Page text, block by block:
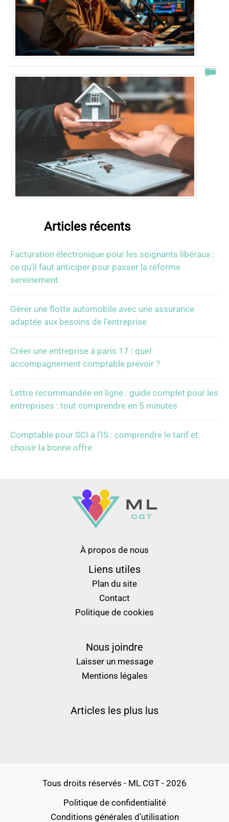
Combien de fois peut-on passer en commission logement ?
Articles récents
Facturation électronique pour les soignants libéraux :
ce qu’il faut anticiper pour passer la réforme
sereinement
Gérer une flotte automobile avec une assurance
adaptée aux besoins de l’entreprise
Créer une entreprise à paris 17 : quel
accompagnement comptable prévoir ?
Lettre recommandée en ligne : guide complet pour les
entreprises : tout comprendre en 5 minutes
Comptable pour SCI à l’IS : comprendre le tarif et
choisir la bonne offre
À propos de nous
Liens utiles
Plan du site
Contact
Politique de cookies
Nous joindre
Laisser un message
Mentions légales
Articles les plus lus
Tous droits réservés - ML CGT - 2026
Politique de confidentialité
Conditions générales d’utilisation